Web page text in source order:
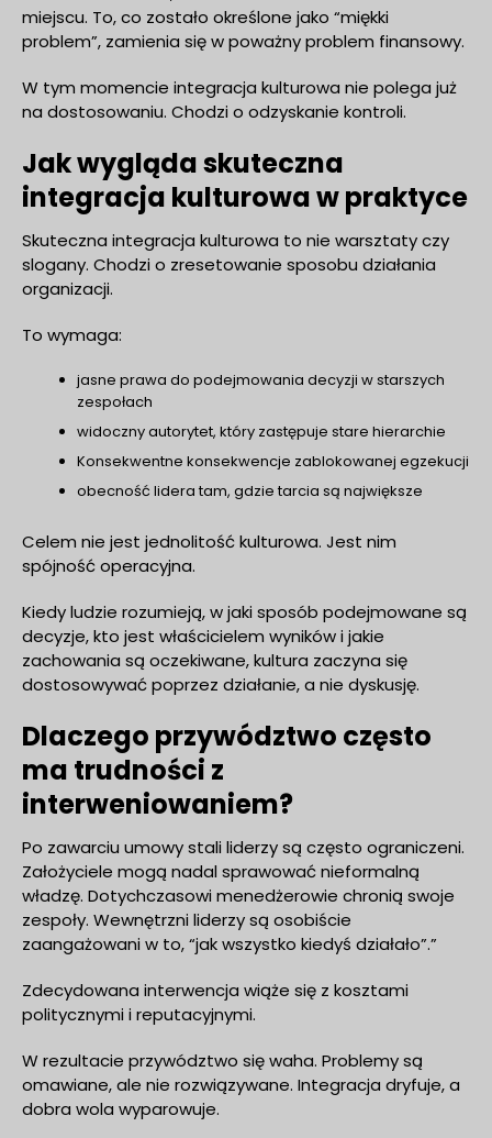
miejscu. To, co zostało określone jako “miękki
problem”, zamienia się w poważny problem finansowy.
W tym momencie integracja kulturowa nie polega już
na dostosowaniu. Chodzi o odzyskanie kontroli.
Jak wygląda skuteczna
integracja kulturowa w praktyce
Skuteczna integracja kulturowa to nie warsztaty czy
slogany. Chodzi o zresetowanie sposobu działania
organizacji.
To wymaga:
jasne prawa do podejmowania decyzji w starszych
zespołach
widoczny autorytet, który zastępuje stare hierarchie
Konsekwentne konsekwencje zablokowanej egzekucji
obecność lidera tam, gdzie tarcia są największe
Celem nie jest jednolitość kulturowa. Jest nim
spójność operacyjna.
Kiedy ludzie rozumieją, w jaki sposób podejmowane są
decyzje, kto jest właścicielem wyników i jakie
zachowania są oczekiwane, kultura zaczyna się
dostosowywać poprzez działanie, a nie dyskusję.
Dlaczego przywództwo często
ma trudności z
interweniowaniem?
Po zawarciu umowy stali liderzy są często ograniczeni.
Założyciele mogą nadal sprawować nieformalną
władzę. Dotychczasowi menedżerowie chronią swoje
zespoły. Wewnętrzni liderzy są osobiście
zaangażowani w to, “jak wszystko kiedyś działało”.”
Zdecydowana interwencja wiąże się z kosztami
politycznymi i reputacyjnymi.
W rezultacie przywództwo się waha. Problemy są
omawiane, ale nie rozwiązywane. Integracja dryfuje, a
dobra wola wyparowuje.